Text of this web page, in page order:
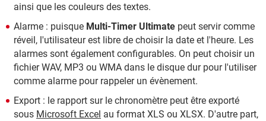
ainsi que les couleurs des textes.
Alarme : puisque Multi-Timer Ultimate peut servir comme
réveil, l'utilisateur est libre de choisir la date et l'heure. Les
alarmes sont également configurables. On peut choisir un
fichier WAV, MP3 ou WMA dans le disque dur pour l'utiliser
comme alarme pour rappeler un évènement.
Export : le rapport sur le chronomètre peut être exporté
sous Microsoft Excel au format XLS ou XLSX. D'autre part,